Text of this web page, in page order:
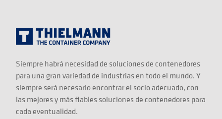
Siempre habrá necesidad de soluciones de contenedores
para una gran variedad de industrias en todo el mundo. Y
siempre será necesario encontrar el socio adecuado, con
las mejores y más fiables soluciones de contenedores para
cada eventualidad.